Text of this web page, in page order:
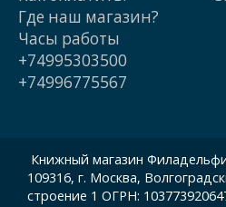
Где наш магазин?
Часы работы
+74995303500
+74996775567
Книжный магазин
109316, г. Москва,
строение 1 ОГРН: